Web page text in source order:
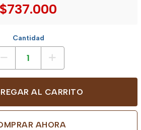
$737.000
Cantidad
AL CARRITO
AHORA